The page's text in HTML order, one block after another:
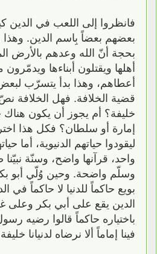
فانظروا إلى اللعب في الدين
بعضهم بعضاً بِاسم الدين. وهذا
بحجة أنّ الله وعدهم بالأرض
أهلها ويقتلون أبناءها ويدمّرون
أعطاهم، وهذا بدأ يتسرّب
قضية الخلافة. فهل الخلافة
خليفة؟ أم يجوز أن يكون هناك
إمارة أو سلطان؟ فكل هذا
ليقودوا حياتهم الدنيوية، أما
واحد، قرآنها واضح، وسنّة
وسلّم واضحة. وحين وُلّي أبو
بويع حاكماً للدنيا لا حاكماً في
الدين يقع على أبي بكر وعلى
باختياره حاكماً قالوا رضيه
فينا إماماً ألا نرضاه لدنيانا